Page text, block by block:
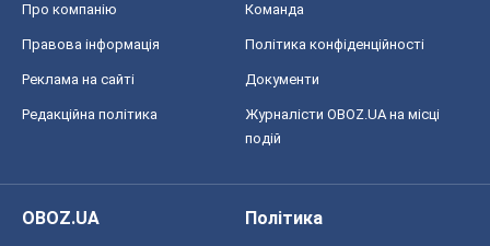
Про компанію Команда
Правова інформація Політика конфіденційності
Реклама на сайті Документи
Редакційна політика
Журналісти OBOZ.UA на місці
подій
OBOZ.UA
Політика